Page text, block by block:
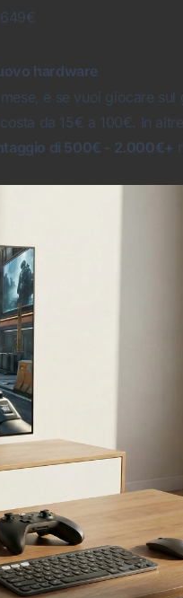
hardware
e se vuoi giocare sul
da 15€ a 100€. In
di 500€ - 2.000€+